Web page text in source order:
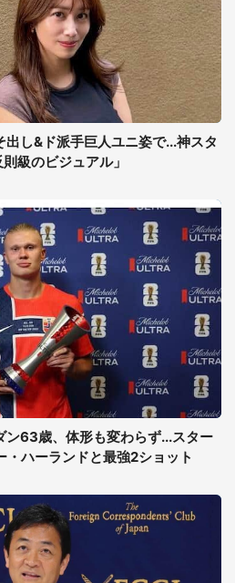
し&ド派手巨人ユニ姿で...神スタ
級のビジュアル」
ン63歳、体形も変わらず...スター
・ハーランドと最強2ショット